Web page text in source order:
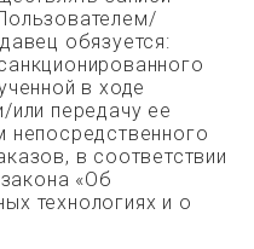
обязуется:
в ходе
или передачу ее
в соответствии
«Об
технологиях и о